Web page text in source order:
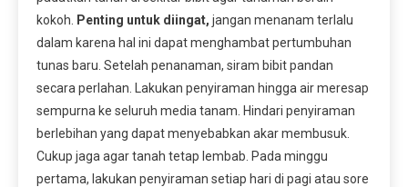
kokoh.
Penting untuk diingat, jangan menanam terlalu
dalam karena hal ini dapat menghambat pertumbuhan
tunas baru. Setelah penanaman, siram bibit pandan
secara perlahan. Lakukan penyiraman hingga air meresap
sempurna ke seluruh media tanam. Hindari penyiraman
berlebihan yang dapat menyebabkan akar membusuk.
Cukup jaga agar tanah tetap lembab. Pada minggu
pertama, lakukan penyiraman setiap hari di pagi atau sore